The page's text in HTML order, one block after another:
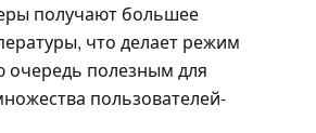
получают большее
что делает режим
очередь полезным для
пользователей-